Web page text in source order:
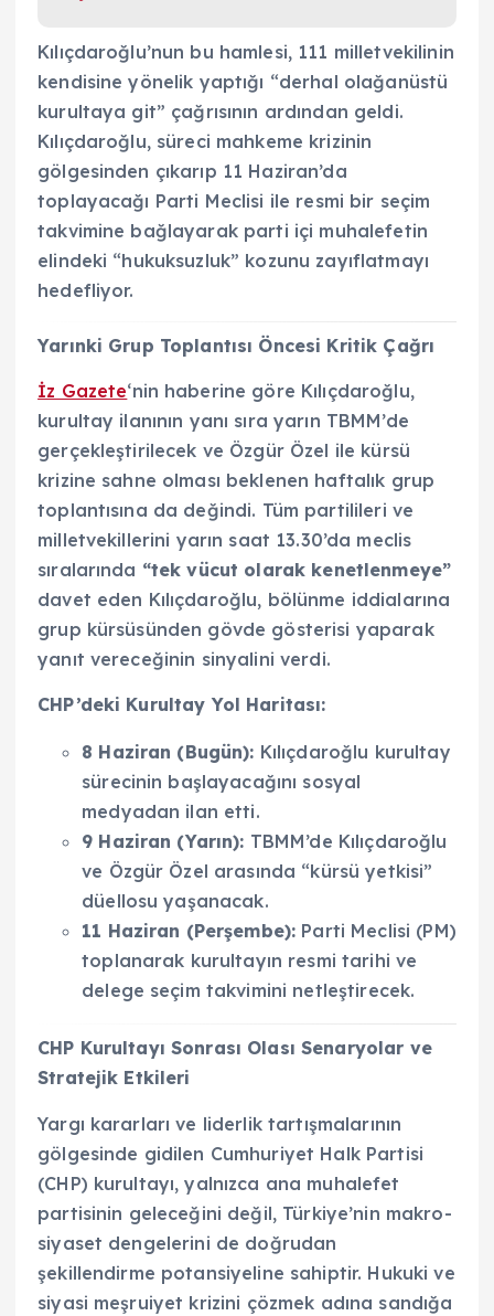
Kılıçdaroğlu’nun bu hamlesi, 111 milletvekilinin
kendisine yönelik yaptığı “derhal olağanüstü
kurultaya git” çağrısının ardından geldi.
Kılıçdaroğlu, süreci mahkeme krizinin
gölgesinden çıkarıp 11 Haziran’da
toplayacağı Parti Meclisi ile resmi bir seçim
takvimine bağlayarak parti içi muhalefetin
elindeki “hukuksuzluk” kozunu zayıflatmayı
hedefliyor.
Yarınki Grup Toplantısı Öncesi Kritik Çağrı
İz Gazete‘nin haberine göre Kılıçdaroğlu,
kurultay ilanının yanı sıra yarın TBMM’de
gerçekleştirilecek ve Özgür Özel ile kürsü
krizine sahne olması beklenen haftalık grup
toplantısına da değindi. Tüm partilileri ve
milletvekillerini yarın saat 13.30’da meclis
sıralarında “tek vücut olarak kenetlenmeye”
davet eden Kılıçdaroğlu, bölünme iddialarına
grup kürsüsünden gövde gösterisi yaparak
yanıt vereceğinin sinyalini verdi.
CHP’deki Kurultay Yol Haritası:
8 Haziran (Bugün): Kılıçdaroğlu kurultay
sürecinin başlayacağını sosyal
medyadan ilan etti.
9 Haziran (Yarın): TBMM’de Kılıçdaroğlu
ve Özgür Özel arasında “kürsü yetkisi”
düellosu yaşanacak.
11 Haziran (Perşembe): Parti Meclisi (PM)
toplanarak kurultayın resmi tarihi ve
delege seçim takvimini netleştirecek.
CHP Kurultayı Sonrası Olası Senaryolar ve
Stratejik Etkileri
Yargı kararları ve liderlik tartışmalarının
gölgesinde gidilen Cumhuriyet Halk Partisi
(CHP) kurultayı, yalnızca ana muhalefet
partisinin geleceğini değil, Türkiye’nin makro-
siyaset dengelerini de doğrudan
şekillendirme potansiyeline sahiptir. Hukuki ve
siyasi meşruiyet krizini çözmek adına sandığa